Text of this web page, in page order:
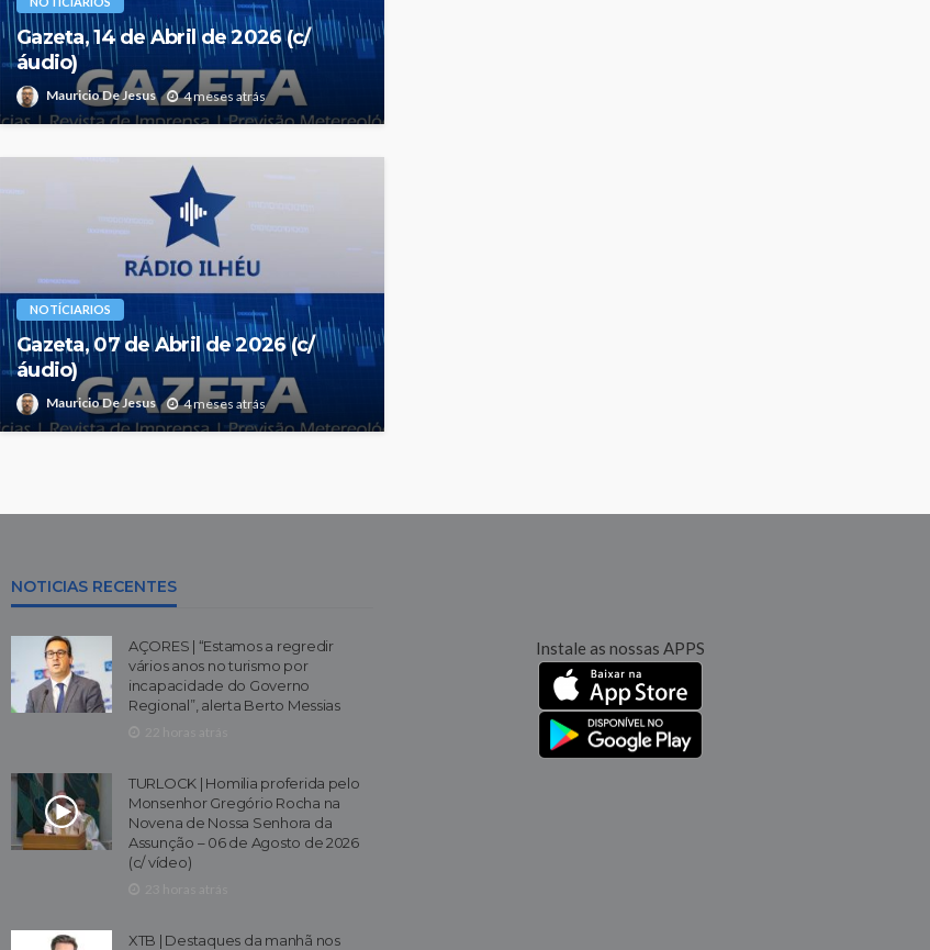
Gazeta, 14 de Abril de 2026 (c/
áudio)
Mauricio De Jesus 4 meses atrás
NOTÍCIARIOS
Gazeta, 07 de Abril de 2026 (c/
áudio)
Mauricio De Jesus 4 meses atrás
NOTICIAS RECENTES
AÇORES | “Estamos a regredir
vários anos no turismo por
incapacidade do Governo
Regional”, alerta Berto Messias
TURLOCK | Homilia proferida pelo
Monsenhor Gregório Rocha na
Novena de Nossa Senhora da
Assunção – 06 de Agosto de 2026
(c/ vídeo)
XTB | Destaques da manhã nos
Instale as nossas APPS